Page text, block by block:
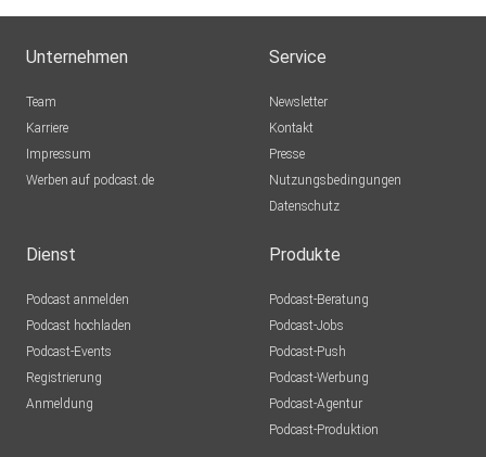
Unternehmen
Team
Karriere
Impressum
Werben auf podcast.de
Service
Newsletter
Kontakt
Presse
Nutzungsbedingungen
Datenschutz
Dienst
Podcast anmelden
Podcast hochladen
Podcast-Events
Registrierung
Anmeldung
Produkte
Podcast-Beratung
Podcast-Jobs
Podcast-Push
Podcast-Werbung
Podcast-Agentur
Podcast-Produktion